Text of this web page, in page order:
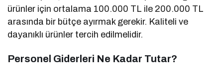
ürünler için ortalama 100.000 TL ile 200.000 TL
arasında bir bütçe ayırmak gerekir. Kaliteli ve
dayanıklı ürünler tercih edilmelidir.
Personel Giderleri Ne Kadar Tutar?